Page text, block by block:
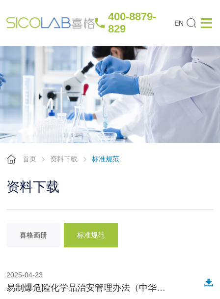
400-8879-
829
EN
首页 资料下载 标准规范
资料下载
喜格画册 标准规范
2025-04-23
易制爆危险化学品治安管理办法（中华人民共和国公安部令[2019年]第154号）